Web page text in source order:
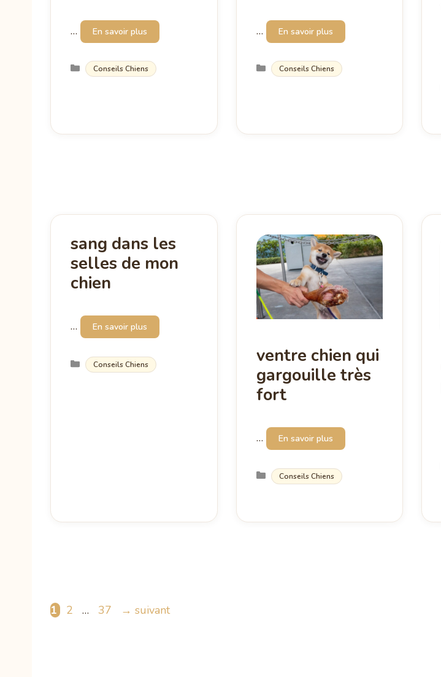
… En savoir plus
Catégories
Conseils Chiens
… En savoir plus
Catégories
Conseils Chiens
sang dans les
selles de mon
chien
… En savoir plus
Catégories
Conseils Chiens
ventre chien qui
gargouille très
fort
… En savoir plus
Catégories
Conseils Chiens
Page
1 Page
2 … Page
37 → suivant